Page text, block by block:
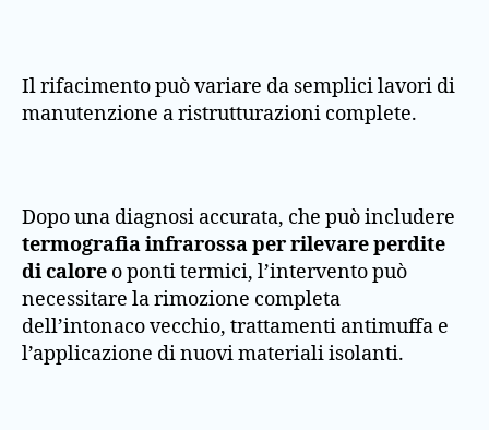
Il rifacimento può variare da semplici lavori di
manutenzione a ristrutturazioni complete.
Dopo una diagnosi accurata, che può includere
termografia infrarossa per rilevare perdite
di calore o ponti termici, l’intervento può
necessitare la rimozione completa
dell’intonaco vecchio, trattamenti antimuffa e
l’applicazione di nuovi materiali isolanti.